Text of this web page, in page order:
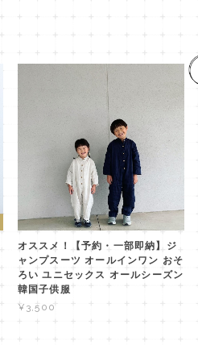
オススメ！【予約・一部即納】ジ
ャンプスーツ オールインワン おそ
ろい ユニセックス オールシーズン
韓国子供服
¥3,500